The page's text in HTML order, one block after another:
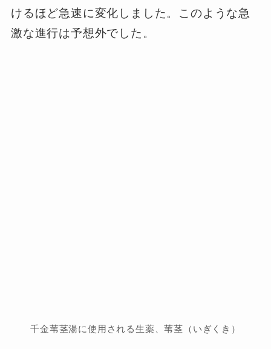
けるほど急速に変化しました。このような急
激な進行は予想外でした。
千金苇茎湯に使用される生薬、苇茎（いぎくき）